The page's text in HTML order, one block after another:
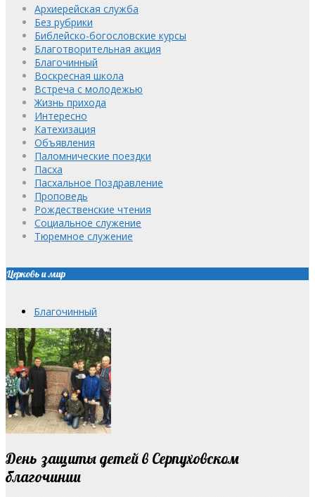
Архиерейская служба
Без рубрики
Библейско-богословские курсы
Благотворительная акция
Благочинный
Воскресная школа
Встреча с молодежью
Жизнь прихода
Интересно
Катехизация
Объявления
Паломнические поездки
Пасха
Пасхальное Поздравление
Проповедь
Рождественские чтения
Социальное служение
Тюремное служение
Церковь и мир
Благочинный
День защиты детей в Серпуховском
благочинии